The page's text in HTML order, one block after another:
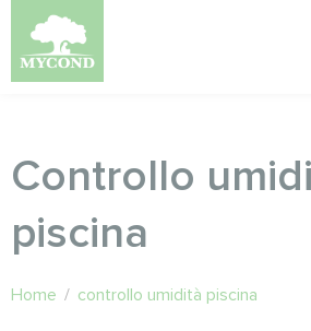
Controllo
piscina
Home / controllo umidità piscina